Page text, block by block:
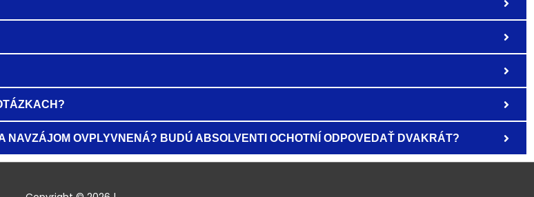
OVPLYVNENÁ? BUDÚ ABSOLVENTI OCHOTNÍ ODPOVEDAŤ DVAKRÁT?